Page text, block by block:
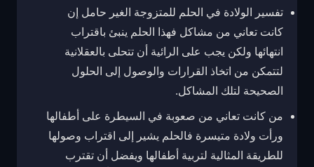
تفسير الولادة في الحلم للمتزوجة الغير حامل إن
كانت تعاني من مشاكل فهذا الحلم ينبئ باقتراب
انتهائها ولكن يجب على الرائية أن تتحلى بالعقلانية
لتتمكن من اتخاذ القرارات والوصول إلى الحلول
الصحيحة لتلك المشاكل.
من كانت تعاني من صعوبة في السيطرة على أطفالها
ورأت ولادة متيسرة فالحلم يشير إلى اقتراب وصولها
للطريقة المثالية لتربية أطفالها ويفضل أن تقترب